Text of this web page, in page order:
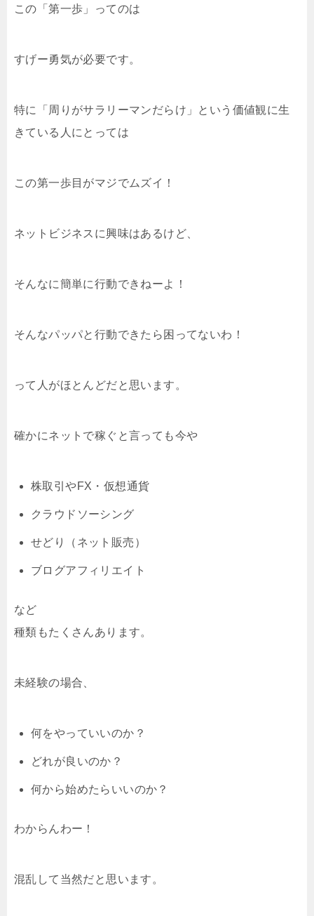
この「第一歩」ってのは
すげー勇気が必要です。
特に「周りがサラリーマンだらけ」という価値観に生
きている人にとっては
この第一歩目がマジでムズイ！
ネットビジネスに興味はあるけど、
そんなに簡単に行動できねーよ！
そんなパッパと行動できたら困ってないわ！
って人がほとんどだと思います。
確かにネットで稼ぐと言っても今や
株取引やFX・仮想通貨
クラウドソーシング
せどり（ネット販売）
ブログアフィリエイト
など
種類もたくさんあります。
未経験の場合、
何をやっていいのか？
どれが良いのか？
何から始めたらいいのか？
わからんわー！
混乱して当然だと思います。